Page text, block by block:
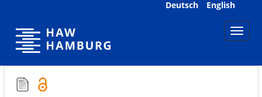
Deutsch English